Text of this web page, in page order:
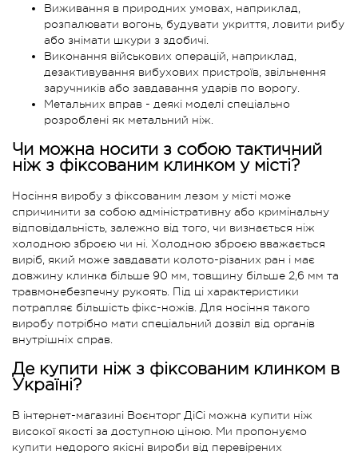
Виживання в природних умовах, наприклад,
розпалювати вогонь, будувати укриття, ловити рибу
або знімати шкури з здобичі.
Виконання військових операцій, наприклад,
дезактивування вибухових пристроїв, звільнення
заручників або завдавання ударів по ворогу.
Метальних вправ - деякі моделі спеціально
розроблені як метальний ніж.
Чи можна носити з собою тактичний
ніж з фіксованим клинком у місті?
Носіння виробу з фіксованим лезом у місті може
спричинити за собою адміністративну або кримінальну
відповідальність, залежно від того, чи визнається ніж
холодною зброєю чи ні. Холодною зброєю вважається
виріб, який може завдавати колото-різаних ран і має
довжину клинка більше 90 мм, товщину більше 2,6 мм та
травмонебезпечну рукоять. Під ці характеристики
потрапляє більшість фікс-ножів. Для носіння такого
виробу потрібно мати спеціальний дозвіл від органів
внутрішніх справ.
Де купити ніж з фіксованим клинком в
Україні?
В інтернет-магазині Воєнторг ДіСі можна купити ніж
високої якості за доступною ціною. Ми пропонуємо
купити недорого якісні вироби від перевірених